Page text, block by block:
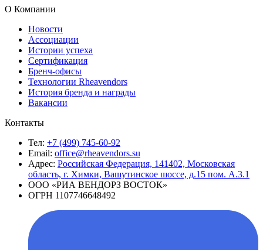
О Компании
Новости
Ассоциации
Истории успеха
Сертификация
Бренч-офисы
Технологии Rheavendors
История бренда и награды
Вакансии
Контакты
Тел: +7 (499) 745-60-92
Email: office@rheavendors.su
Адрес: Российская Федерация, 141402, Московская
область, г. Химки, Вашутинское шоссе, д.15 пом. А.3.1
ООО «РИА ВЕНДОРЗ ВОСТОК»
ОГРН 1107746648492